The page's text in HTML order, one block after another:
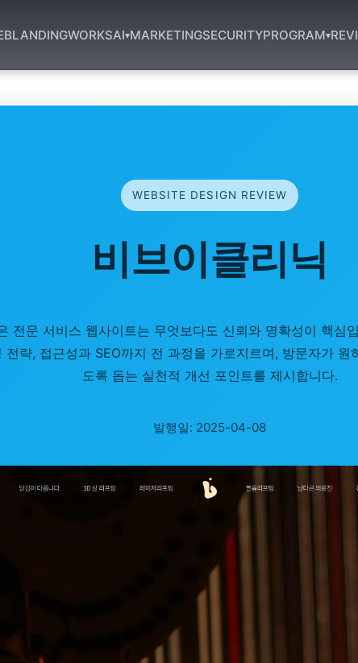
LANDINGWORKSAI▾MARKETINGSECURITYPROGRAM▾
WEBSITE DESIGN REVIEW
비브이클리닉
전문 서비스 웹사이트는 무엇보다도 신뢰와 명확성이 핵심
전략, 접근성과 SEO까지 전 과정을 가로지르며, 방문자가
도록 돕는 실천적 개선 포인트를 제시합니다.
발행일: 2025-04-08